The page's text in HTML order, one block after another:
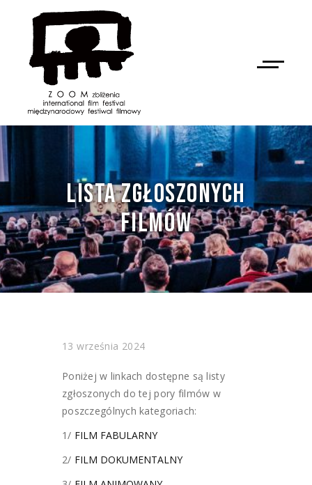
LISTA ZGŁOSZONYCH
FILMÓW
NAN
13 września 2024
Poniżej w linkach dostępne są listy
zgłoszonych do tej pory filmów w
poszczególnych kategoriach:
1/ FILM FABULARNY
2/ FILM DOKUMENTALNY